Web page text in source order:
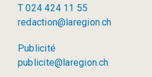
T 024 424 11 55
redaction@laregion.ch
Publicité
publicite@laregion.ch